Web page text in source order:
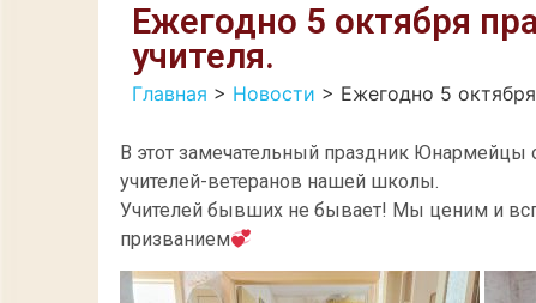
Ежегодно 5 октября
учителя.
Главная > Новости > Ежегодно 5
В этот замечательный праздник
учителей-ветеранов нашей школы.
Учителей бывших не бывает! Мы ценим и
призванием